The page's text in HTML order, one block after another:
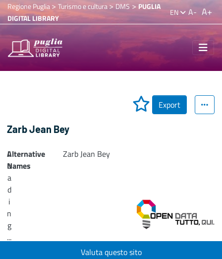
Regione Puglia> Turismo e cultura>DMS > PUGLIA
DIGITAL LIBRARY
EN A- A+
Export
Zarb Jean Bey
L
o
a
d
i
n
g
...
Alternative
Names
Zarb Jean Bey
Valuta questo sito